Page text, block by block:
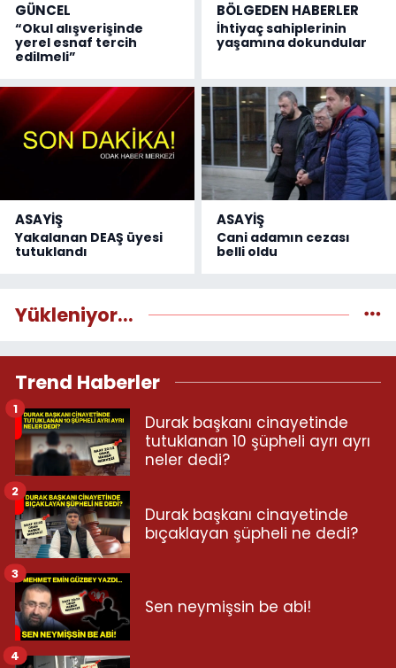
GÜNCEL
“Okul alışverişinde
yerel esnaf tercih
edilmeli”
BÖLGEDEN HABERLER
İhtiyaç sahiplerinin
yaşamına dokundular
ASAYİŞ
Yakalanan DEAŞ üyesi
tutuklandı
ASAYİŞ
Cani adamın cezası
belli oldu
Yükleniyor...
Trend Haberler
Durak başkanı cinayetinde
tutuklanan 10 şüpheli ayrı ayrı
neler dedi?
1
Durak başkanı cinayetinde
bıçaklayan şüpheli ne dedi?
2
Sen neymişsin be abi!
3
4